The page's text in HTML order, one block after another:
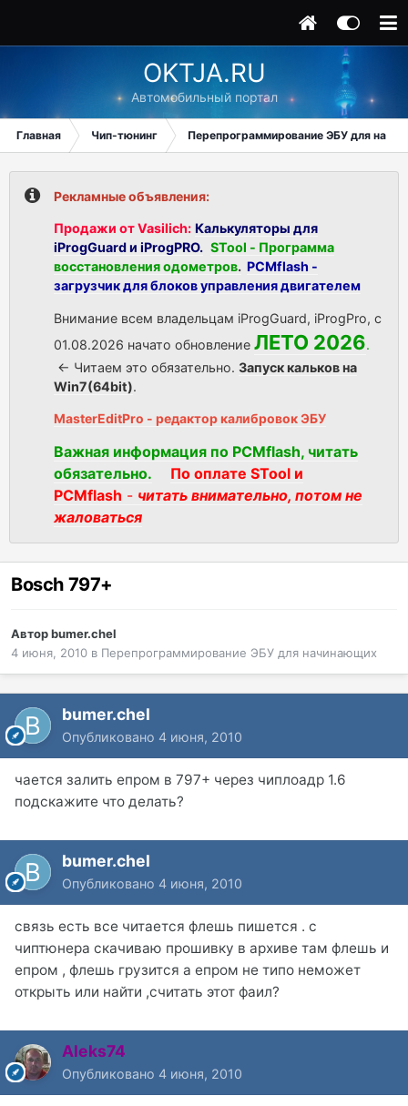
OKTJA.RU
Автомобильный портал
Главная Чип-тюнинг Перепрограммирование ЭБУ для
Рекламные объявления:
Продажи от Vasilich: Калькуляторы для
iProgGuard и iProgPRO. STool - Программа
восстановления одометров. PCMflash -
загрузчик для блоков управления двигателем
Внимание всем владельцам iProgGuard, iProgPro, с
01.08.2026 начато обновление ЛЕТО 2026.
<- Читаем это обязательно. Запуск кальков на
Win7(64bit).
MasterEditPro - редактор калибровок ЭБУ
Важная информация по PCMflash, читать
обязательно.
По оплате STool и
PCMflash - читать внимательно, потом не
жаловаться
Bosch 797+
Авторbumer.chel
4 июня, 2010 в Перепрограммирование ЭБУ для начинающих
bumer.chel
Опубликовано 4 июня, 2010
чается залить епром в 797+ через чиплоадр 1.6
подскажите что делать?
bumer.chel
Опубликовано 4 июня, 2010
связь есть все читается флешь пишется . с
чиптюнера скачиваю прошивку в архиве там флешь и
епром , флешь грузится а епром не типо неможет
открыть или найти ,считать этот фаил?
Aleks74
Опубликовано 4 июня, 2010